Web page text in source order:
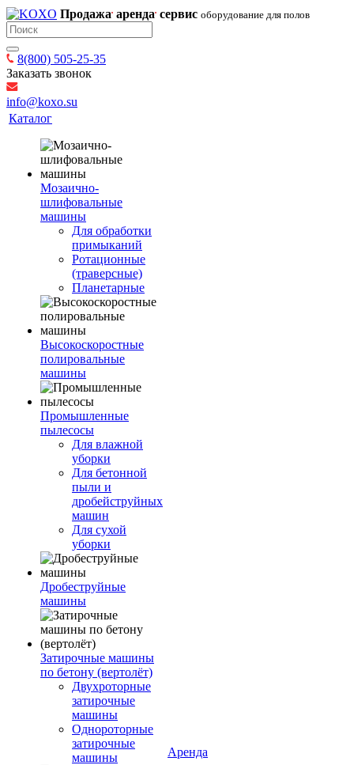
Продажа аренда сервис оборудование для полов
8(800) 505-25-35
Заказать звонок
info@koxo.su
Каталог
Мозаично-
шлифовальные
машины
Для обработки
примыканий
Ротационные
(траверсные)
Планетарные
Высокоскоростные
полировальные
машины
Промышленные
пылесосы
Для влажной
уборки
Для бетонной
пыли и
дробейструйных
машин
Для сухой
уборки
Дробеструйные
машины
Затирочные машины
по бетону (вертолёт)
Двухроторные
затирочные
машины
Однороторные
затирочные
машины
Аренда